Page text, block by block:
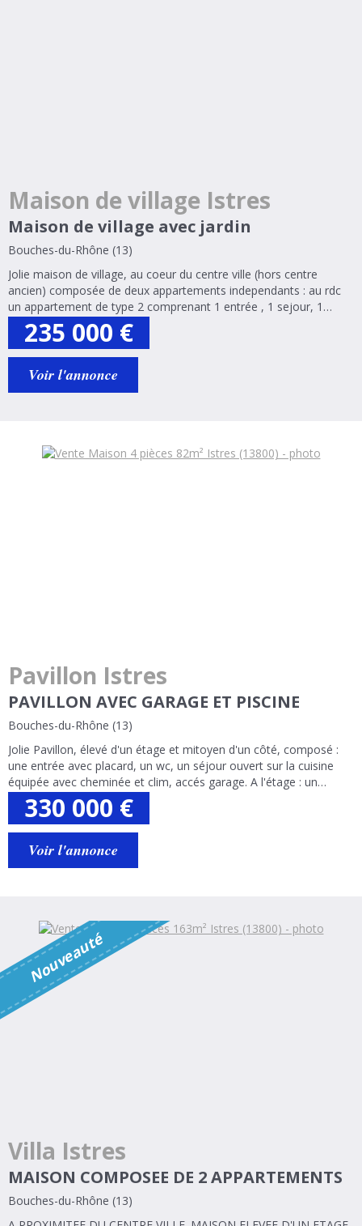
Maison de village Istres
Maison de village avec jardin
Bouches-du-Rhône (13)
Jolie maison de village, au coeur du centre ville (hors centre
ancien) composée de deux appartements independants : au rdc
un appartement de type 2 comprenant 1 entrée , 1 sejour, 1
cuisine, 1 chambres, 1 salle d'eau/wc, une cour avec placard et
une cave. S.H 46 m²....
235 000 €
Voir l'annonce
Pavillon Istres
PAVILLON AVEC GARAGE ET PISCINE
Bouches-du-Rhône (13)
Jolie Pavillon, élevé d'un étage et mitoyen d'un côté, composé :
une entrée avec placard, un wc, un séjour ouvert sur la cuisine
équipée avec cheminée et clim, accés garage. A l'étage : un
pallier, trois chambres avec clim et placards, une salle de bain
mixte...
330 000 €
Voir l'annonce
N
o
u
v
e
a
u
t
é
Villa Istres
MAISON COMPOSEE DE 2 APPARTEMENTS
Bouches-du-Rhône (13)